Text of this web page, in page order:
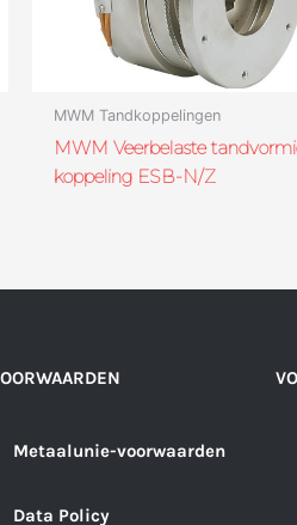
MWM Tandkoppelingen
MWM Veerbelaste
koppeling ESB-N/Z
Metaalunie-voorwaarden
Data Policy